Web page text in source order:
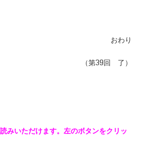
おわり
（第39回 了）
みいただけます。左のボタンをクリッ